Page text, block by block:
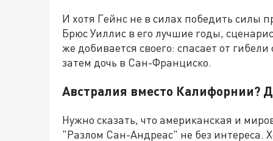
И хотя Гейнс не в силах победить силы
Брюс Уиллис в его лучшие годы,
же добивается своего: спасает от
затем дочь в Сан-Франциско.
Австралия вместо Калифорнии?
Нужно сказать, что американская и
"Разлом Сан-Андреас" не без интереса.